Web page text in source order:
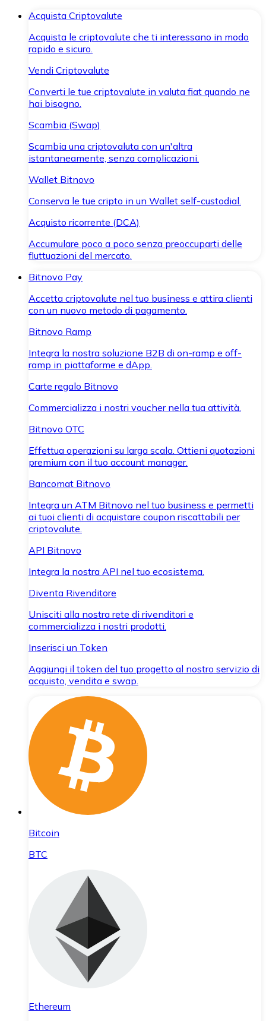
Acquista Criptovalute
Acquista le criptovalute che ti interessano in modo
rapido e sicuro.
Vendi Criptovalute
Converti le tue criptovalute in valuta fiat quando ne
hai bisogno.
Scambia (Swap)
Scambia una criptovaluta con un'altra
istantaneamente, senza complicazioni.
Wallet Bitnovo
Conserva le tue cripto in un Wallet self-custodial.
Acquisto ricorrente (DCA)
Accumulare poco a poco senza preoccuparti delle
fluttuazioni del mercato.
Bitnovo Pay
Accetta criptovalute nel tuo business e attira clienti
con un nuovo metodo di pagamento.
Bitnovo Ramp
Integra la nostra soluzione B2B di on-ramp e off-
ramp in piattaforme e dApp.
Carte regalo Bitnovo
Commercializza i nostri voucher nella tua attività.
Bitnovo OTC
Effettua operazioni su larga scala. Ottieni quotazioni
premium con il tuo account manager.
Bancomat Bitnovo
Integra un ATM Bitnovo nel tuo business e permetti
ai tuoi clienti di acquistare coupon riscattabili per
criptovalute.
API Bitnovo
Integra la nostra API nel tuo ecosistema.
Diventa Rivenditore
Unisciti alla nostra rete di rivenditori e
commercializza i nostri prodotti.
Inserisci un Token
Aggiungi il token del tuo progetto al nostro servizio di
acquisto, vendita e swap.
Bitcoin
BTC
Ethereum